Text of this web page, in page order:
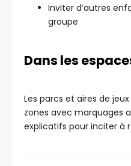
Inviter d’autres
groupe
Dans les
Les parcs et aires de
zones avec marquages
explicatifs pour inciter à